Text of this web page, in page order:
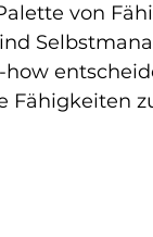
von
Fähigkeiten